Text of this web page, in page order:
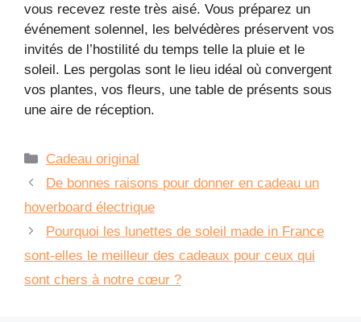
vous recevez reste très aisé. Vous préparez un
événement solennel, les belvédères préservent vos
invités de l’hostilité du temps telle la pluie et le
soleil. Les pergolas sont le lieu idéal où convergent
vos plantes, vos fleurs, une table de présents sous
une aire de réception.
Catégories
Cadeau original
De bonnes raisons pour donner en cadeau un
hoverboard électrique
Pourquoi les lunettes de soleil made in France
sont-elles le meilleur des cadeaux pour ceux qui
sont chers à notre cœur ?